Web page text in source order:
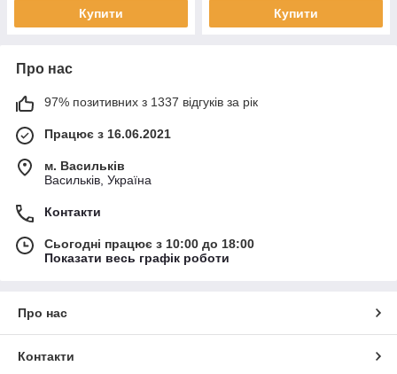
Купити Купити
Про нас
97% позитивних з 1337 відгуків за рік
Працює з 16.06.2021
м. Васильків
Васильків, Україна
Контакти
Сьогодні працює з 10:00 до 18:00
Показати весь графік роботи
Про нас
Контакти